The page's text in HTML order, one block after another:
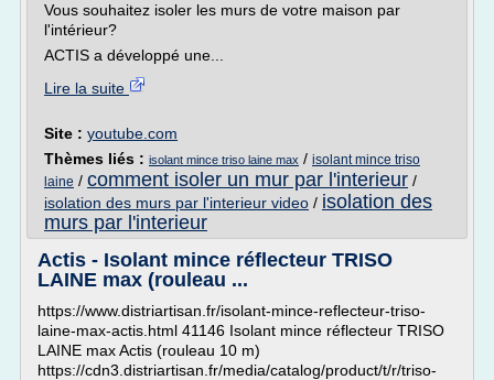
Vous souhaitez isoler les murs de votre maison par
l'intérieur?
ACTIS a développé une...
Lire la suite
Site : youtube.com
Thèmes liés : isolant mince triso laine max / isolant mince triso
laine / comment isoler un mur par l'interieur /
isolation des murs par l'interieur video / isolation des
murs par l'interieur
Actis - Isolant mince réflecteur TRISO
LAINE max (rouleau ...
https://www.distriartisan.fr/isolant-mince-reflecteur-triso-
laine-max-actis.html 41146 Isolant mince réflecteur TRISO
LAINE max Actis (rouleau 10 m)
https://cdn3.distriartisan.fr/media/catalog/product/t/r/triso-